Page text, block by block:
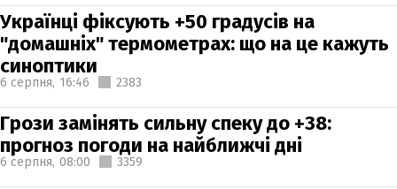
Українці фіксують +50 градусів на
"домашніх" термометрах: що на це кажуть
синоптики
6 серпня, 16:46 2383
Грози замінять сильну спеку до +38:
прогноз погоди на найближчі дні
6 серпня, 08:00 3359